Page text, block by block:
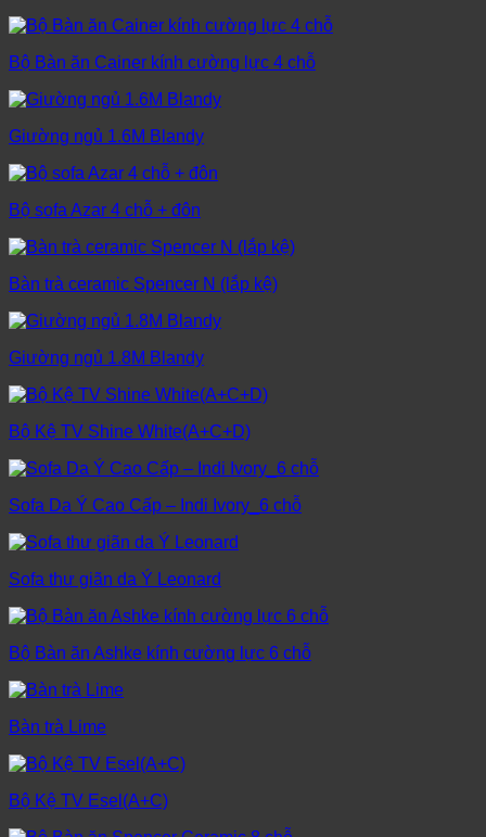
Bộ Bàn ăn Cainer kính cường lực 4 chỗ
Giường ngủ 1.6M Blandy
Bộ sofa Azar 4 chỗ + đôn
Bàn trà ceramic Spencer N (lắp kệ)
Giường ngủ 1.8M Blandy
Bộ Kệ TV Shine White(A+C+D)
Sofa Da Ý Cao Cấp – Indi Ivory_6 chỗ
Sofa thư giãn da Ý Leonard
Bộ Bàn ăn Ashke kính cường lực 6 chỗ
Bàn trà Lime
Bộ Kệ TV Esel(A+C)